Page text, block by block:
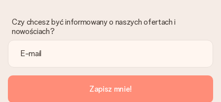
Czy faktura jest wysyłana razem z zamówieniem?
Żaden rachunek lub faktura nie jest wysyłany z zamówieniem.
Możesz ją również znaleźć na koncie MySurprise. Dzięki temu
możesz wysłać prezent bezpośrednio do odbiorcy, co będzie
prawdziwą niespodzianką!
Czy chcesz być informowany o naszych ofertach i
nowościach?
Zapisz mnie!